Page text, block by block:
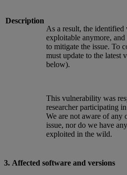
Description
As a result, the
exploitable anymore,
to mitigate the issue. To
must update to the latest
below).
This vulnerability was
researcher participating
We are not aware of any
issue, nor do we have
exploited in the wild.
3. Affected software and versions